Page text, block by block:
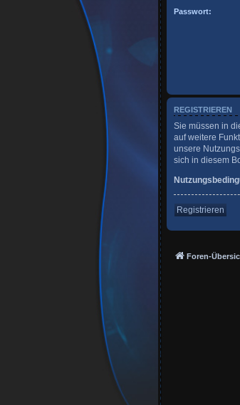
Passwort:
REGISTRIEREN
Sie müssen in
auf weitere
unsere
sich in diesem
Registrieren
Foren-